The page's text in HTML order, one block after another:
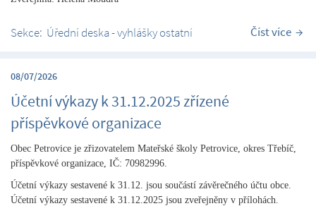
Sekce: Úřední deska - vyhlášky ostatní Číst více
08/07/2026
Účetní výkazy k 31.12.2025 zřízené
příspěvkové organizace
Obec Petrovice je zřizovatelem Mateřské školy Petrovice, okres Třebíč,
příspěvkové organizace, IČ: 70982996.
Účetní výkazy sestavené k 31.12. jsou součástí závěrečného účtu obce.
Účetní výkazy sestavené k 31.12.2025 jsou zveřejněny v přílohách.